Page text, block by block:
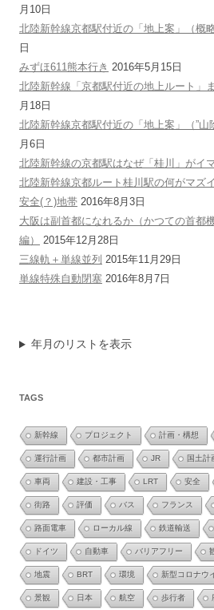
月10日
北陸新幹線京都駅付近の「地上案」（概
日
みずほ611熊本行き 2016年5月15日
北陸新幹線「京都駅付近の地上ルート」
月18日
北陸新幹線京都駅付近の「地上案」（”山
月6日
北陸新幹線の京都駅はなぜ「桂川」がイ
北陸新幹線京都ルート桂川駅の何がマズ
安全(？)地帯 2016年8月3日
大阪は副首都になれるか（かつての首都
編）
2015年12月28日
三線軌＋単線並列 2015年11月29日
単線特殊自動閉塞 2016年8月7日
年月のリストを表示
TAGS
新幹線 プロジェクト 計画・構想
運行計画 都市計画 JR 国土計
車両 建設・工事 LRT 安全
街路 評価 バス フランス
路面電車 ローカル線 鉄道輸送
ドイツ 自動車 バリアフリー
地震 BRT 環境 新型コロナウ
景観 日本 航空 歩行者